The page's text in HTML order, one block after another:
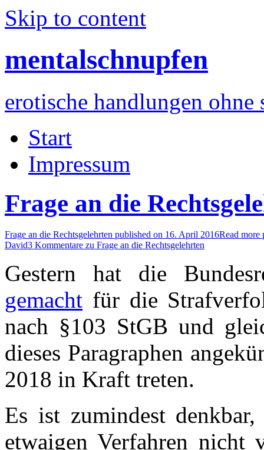
Skip to content
mentalschnupfen
erotische handlungen ohne
Start
Impressum
Frage an die
Frage an die Rechtsgelehrten published on 16. April 2016Read more
David3 Kommentare zu Frage an die Rechtsgelehrten
Gestern hat die
gemacht für die
nach §103 StGB und
dieses Paragraphen
2018 in Kraft treten.
Es ist zumindest
etwaigen Verfahren nicht